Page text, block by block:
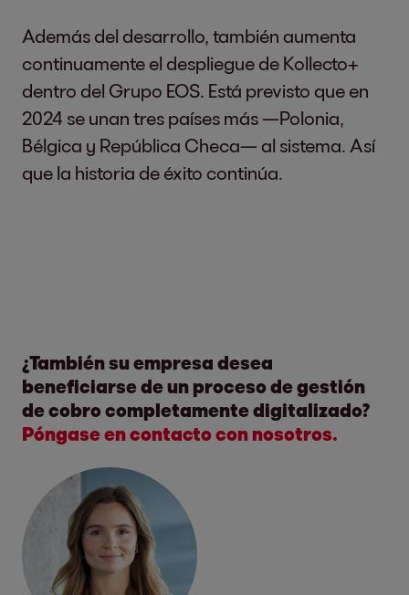
Además del desarrollo, también aumenta
continuamente el despliegue de Kollecto+
dentro del Grupo EOS. Está previsto que en
2024 se unan tres países más —Polonia,
Bélgica y República Checa— al sistema. Así
que la historia de éxito continúa.
¿También su empresa desea
beneficiarse de un proceso de gestión
de cobro completamente digitalizado?
Póngase en contacto con nosotros.